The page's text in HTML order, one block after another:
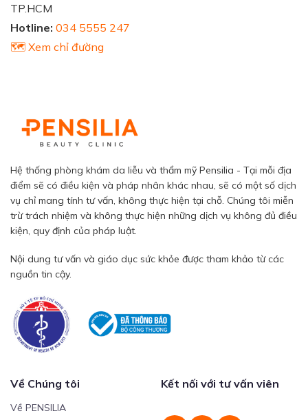
TP.HCM
Hotline: 034 5555 247
🗺️ Xem chỉ đường
Hệ thống phòng khám da liễu và thẩm mỹ Pensilia - Tại mỗi địa
điểm sẽ có điều kiện và pháp nhân khác nhau, sẽ có một số dịch
vụ chỉ mang tính tư vấn, không thực hiện tại chỗ. Chúng tôi miễn
trừ trách nhiệm và không thực hiện những dịch vụ không đủ điều
kiện, quy định của pháp luật.
Nội dung tư vấn và giáo dục sức khỏe được tham khảo từ các
nguồn tin cậy.
Về Chúng tôi
Về PENSILIA
Kết nối với tư vấn viên